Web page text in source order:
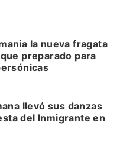
la nueva fragata
preparado para
llevó sus danzas
del Inmigrante en